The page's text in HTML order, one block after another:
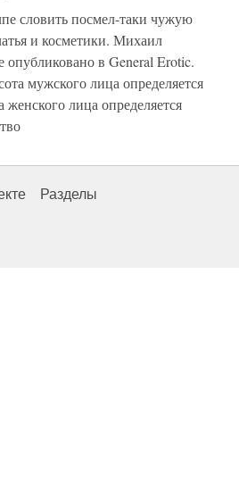
словить посмел-таки чужую
и косметики. Михаил
в General Erotic.
мужского лица определяется
женского лица определяется
Разделы